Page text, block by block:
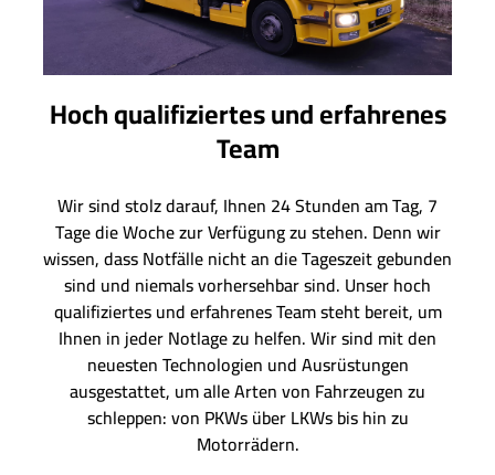
Hoch qualifiziertes und erfahrenes
Team
Wir sind stolz darauf, Ihnen 24 Stunden am Tag, 7
Tage die Woche zur Verfügung zu stehen. Denn wir
wissen, dass Notfälle nicht an die Tageszeit gebunden
sind und niemals vorhersehbar sind. Unser hoch
qualifiziertes und erfahrenes Team steht bereit, um
Ihnen in jeder Notlage zu helfen. Wir sind mit den
neuesten Technologien und Ausrüstungen
ausgestattet, um alle Arten von Fahrzeugen zu
schleppen: von PKWs über LKWs bis hin zu
Motorrädern.